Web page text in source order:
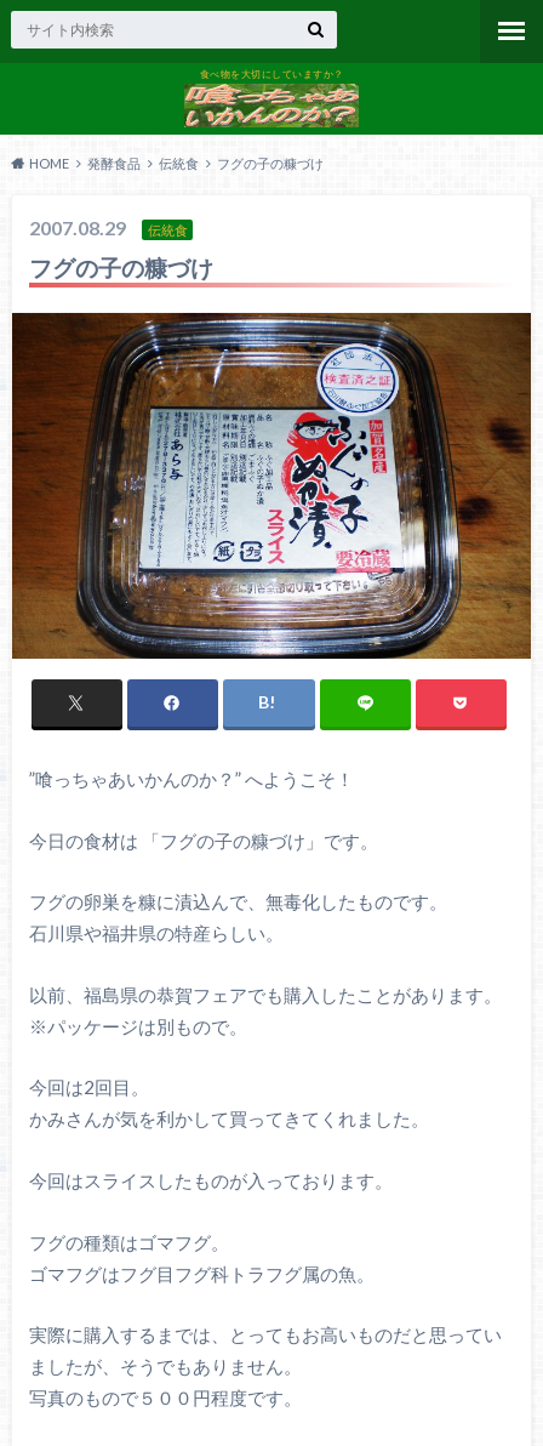
食べ物を大切にしていますか？
HOME 発酵食品 伝統食 フグの子の糠づけ
2007.08.29 伝統食
フグの子の糠づけ
”喰っちゃあいかんのか？” へようこそ！
今日の食材は 「フグの子の糠づけ」です。
フグの卵巣を糠に漬込んで、無毒化したものです。
石川県や福井県の特産らしい。
以前、福島県の恭賀フェアでも購入したことがあります。
※パッケージは別もので。
今回は2回目。
かみさんが気を利かして買ってきてくれました。
今回はスライスしたものが入っております。
フグの種類はゴマフグ。
ゴマフグはフグ目フグ科トラフグ属の魚。
実際に購入するまでは、とってもお高いものだと思ってい
ましたが、そうでもありません。
写真のもので５００円程度です。